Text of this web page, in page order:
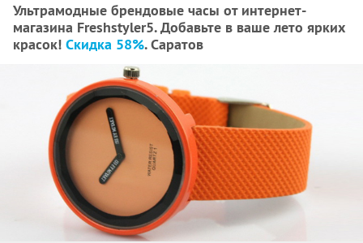
Ультрамодные брендовые часы от интернет-
магазина Freshstyler5. Добавьте в ваше лето ярких
красок! Скидка 58%. Саратов